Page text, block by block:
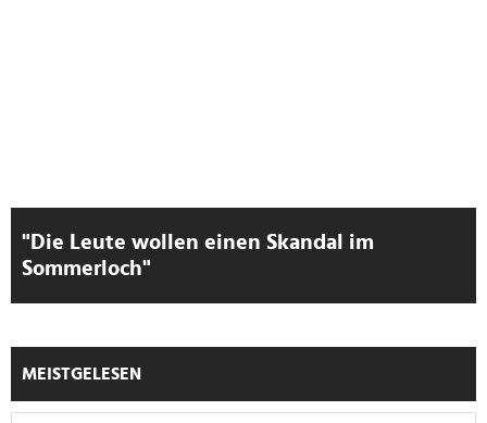
"Die Leute wollen einen Skandal im
Sommerloch"
MEISTGELESEN